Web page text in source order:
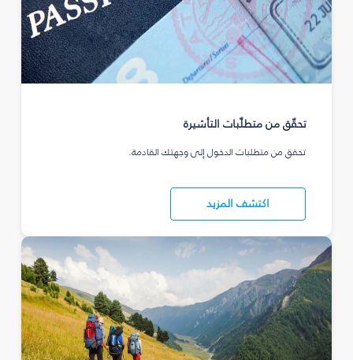
تحقّق من متطلّبات التأشيرة
تحقق من متطلبات الدخول إلى وجهتك القادمة.
اكتشف المزيد